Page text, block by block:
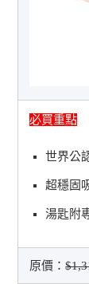
必買重點
世界公
超穩固
湯匙附
原價：